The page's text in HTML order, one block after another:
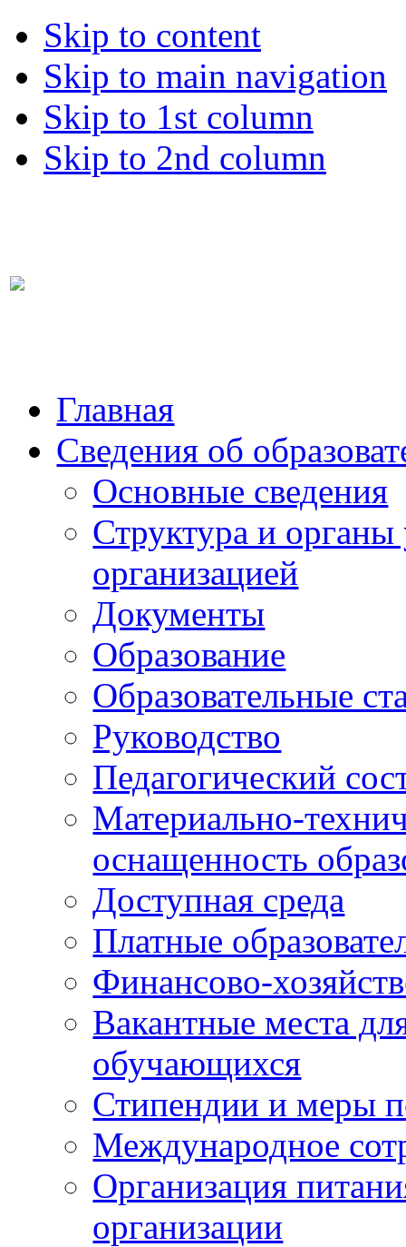
Skip to content
Skip to main navigation
Skip to 1st column
Skip to 2nd column
Главная
Сведения об
Основные сведения
Структура и органы
организацией
Документы
Образование
Образовательные
Руководство
Педагогический
Материально-
оснащенность
Доступная среда
Платные
Финансово-
Вакантные места
обучающихся
Стипендии и меры
Международное
Организация
организации